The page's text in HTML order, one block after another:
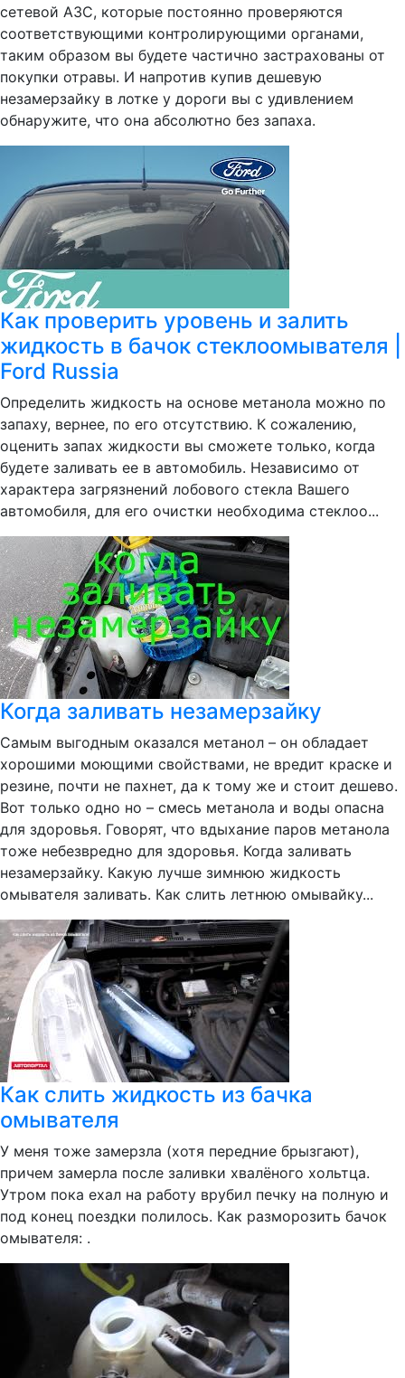
сетевой АЗС, которые постоянно проверяются
соответствующими контролирующими органами,
таким образом вы будете частично застрахованы от
покупки отравы. И напротив купив дешевую
незамерзайку в лотке у дороги вы с удивлением
обнаружите, что она абсолютно без запаха.
Как проверить уровень и залить
жидкость в бачок стеклоомывателя |
Ford Russia
Определить жидкость на основе метанола можно по
запаху, вернее, по его отсутствию. К сожалению,
оценить запах жидкости вы сможете только, когда
будете заливать ее в автомобиль. Независимо от
характера загрязнений лобового стекла Вашего
автомобиля, для его очистки необходима стеклоо...
Когда заливать незамерзайку
Самым выгодным оказался метанол – он обладает
хорошими моющими свойствами, не вредит краске и
резине, почти не пахнет, да к тому же и стоит дешево.
Вот только одно но – смесь метанола и воды опасна
для здоровья. Говорят, что вдыхание паров метанола
тоже небезвредно для здоровья. Когда заливать
незамерзайку. Какую лучше зимнюю жидкость
омывателя заливать. Как слить летнюю омывайку...
Как слить жидкость из бачка
омывателя
У меня тоже замерзла (хотя передние брызгают),
причем замерла после заливки хвалёного хольтца.
Утром пока ехал на работу врубил печку на полную и
под конец поездки полилось. Как разморозить бачок
омывателя: .